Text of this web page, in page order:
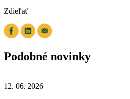
Zdieľať
Podobné novinky
12. 06. 2026